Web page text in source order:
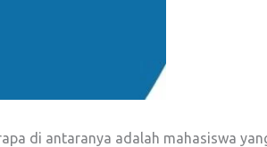
di antaranya adalah mahasiswa